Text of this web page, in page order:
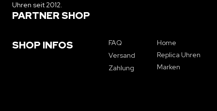
Uhren seit 2012.
PARTNER SHOP
SHOP INFOS
FAQ
Versand
Zahlung
Home
Replica Uhren
Marken